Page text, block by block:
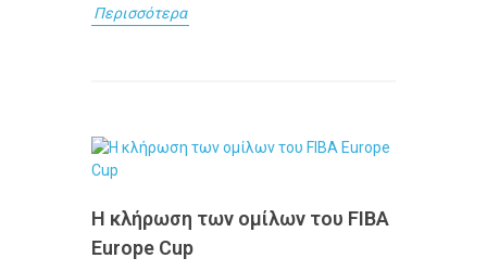
Περισσότερα
Η κλήρωση των ομίλων του FIBA
Europe Cup